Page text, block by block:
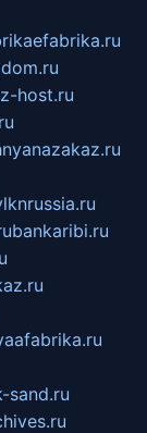
z-host.ru
bankaribi.ru
sand.ru